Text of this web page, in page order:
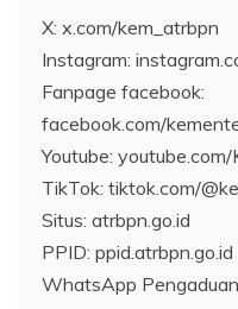
X: x.com/kem_atrbpn
Instagram:
Fanpage facebook:
facebook.com/
Youtube:
TikTok: tiktok.com/
Situs: atrbpn.go.id
PPID: ppid.atrbpn.go.id
WhatsApp